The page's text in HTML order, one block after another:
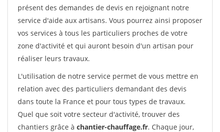
présent des demandes de devis en rejoignant notre
service d'aide aux artisans. Vous pourrez ainsi proposer
vos services à tous les particuliers proches de votre
zone d'activité et qui auront besoin d'un artisan pour
réaliser leurs travaux.
L'utilisation de notre service permet de vous mettre en
relation avec des particuliers demandant des devis
dans toute la France et pour tous types de travaux.
Quel que soit votre secteur d'activité, trouver des
chantiers grâce à chantier-chauffage.fr. Chaque jour,